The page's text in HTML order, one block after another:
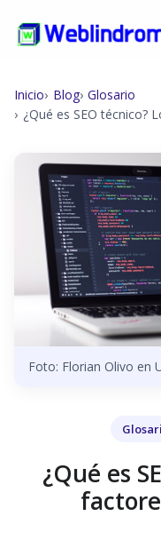
Inicio Blog Glosario
¿Qué es SEO técnico?
Foto: Florian Olivo en
¿Qué es